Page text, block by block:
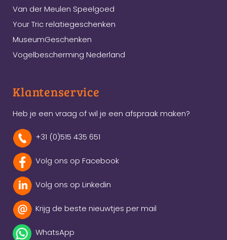
Van der Meulen Speelgoed
Your Tric relatiegeschenken
MuseumGeschenken
Vogelbescherming Nederland
Klantenservice
Heb je een vraag of wil je een afspraak maken?
+31 (0)515 435 651
Volg ons op Facebook
Volg ons op Linkedin
Krijg de beste nieuwtjes per mail
WhatsApp